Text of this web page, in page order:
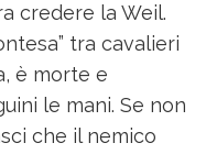
credere la Weil.
tra cavalieri
è morte e
le mani. Se non
che il nemico